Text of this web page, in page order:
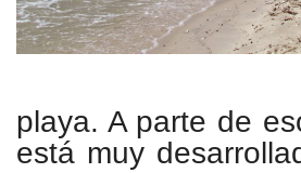
playa. A parte de
está muy